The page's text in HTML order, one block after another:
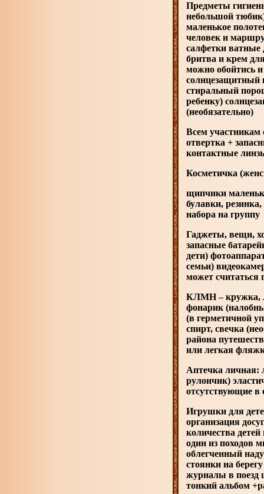
Предметы
небольшой
маленькое
человек и
салфетки ватные
бритва и крем
можно обойтись
солнцезащитный
стиральный
ребенку)
(необязательно)
Всем участникам
отвертка +
контактные
Косметичка
щипчики
булавки,
набора на группу
Гаджеты, вещи,
запасные
дети)
семьи)
может
КЛМН – кружка,
фонарик
(в герметичной
спирт, свечка
района
или легкая
Аптечка личная:
рулончик)
отсутствующие в
Игрушки для
организация
количества
один из походов
облегченный
стоянки на
журналы в поезд
тонкий альбом